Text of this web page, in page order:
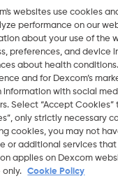
تغيير المنطقة
Dexcom's websites use
to analyze performance on
information about your use
address, preferences, and
inferences about health
experience and for
certain information with
partners. Select “Accept
Cookies”, only strictly
rejecting cookies, you may
website or additional
selection applies on
device only. Cookie Policy